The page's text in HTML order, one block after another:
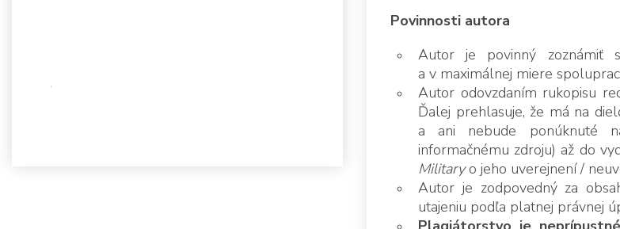
Povinnosti autora
Autor je povinný zoznámiť
a v maximálnej miere
Autor odovzdaním rukopisu
Ďalej prehlasuje, že má na
a ani nebude ponúknuté
informačnému zdroju) až do
Militaryo jeho uverejnení /
Autor je zodpovedný za
utajeniu podľa platnej právnej